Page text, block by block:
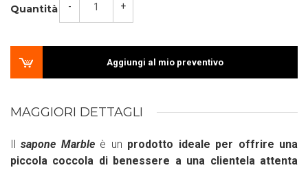
Quantità - +
Aggiungi al mio preventivo
MAGGIORI DETTAGLI
Il sapone Marble è un prodotto ideale per offrire una
piccola coccola di benessere a una clientela attenta